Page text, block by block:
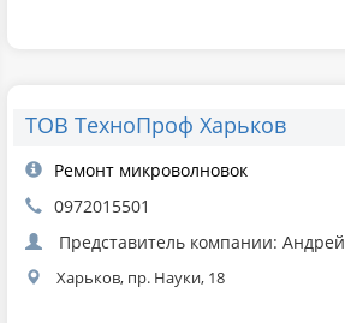
ТОВ ТехноПроф Харьков
Ремонт микроволновок
0972015501
Представитель компании: Андрей
Харьков, пр. Науки, 18